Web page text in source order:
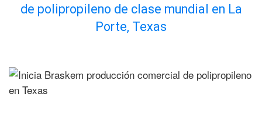
de polipropileno de clase mundial en La
Porte, Texas